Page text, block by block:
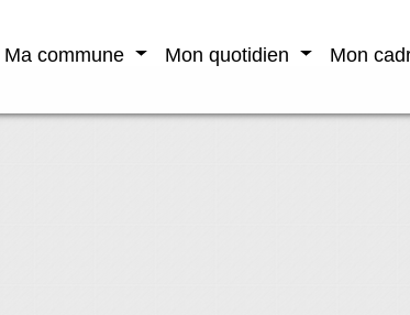
Ma commune Mon quotidien Mon